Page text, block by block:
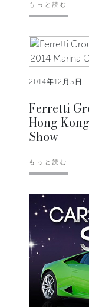
もっと読む
2014年12月5日
Ferretti
Hong
Show
もっと読む